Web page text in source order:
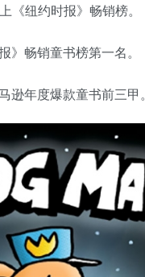
《纽约时报》畅销榜。
》畅销童书榜第一名。
逊年度爆款童书前三甲。